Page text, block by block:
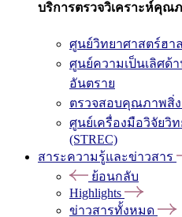
บริการตรวจวิเคราะห์คุณ
ศูนย์วิทยาศาสตร์ฮา
ศูนย์ความเป็นเลิศด้
อันตราย
ตรวจสอบคุณภาพสิ่
ศูนย์เครื่องมือวิจัยวิ
(STREC)
สาระความรู้และข่าวสาร
ย้อนกลับ
Highlights
ข่าวสารทั้งหมด